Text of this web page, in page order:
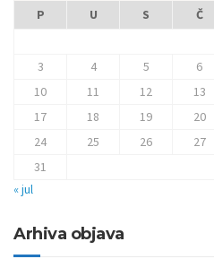
P U S Č
3
4 5 6
10
11 12 13
17
18 19 20
24
25 26 27
31
« jul
Arhiva objava